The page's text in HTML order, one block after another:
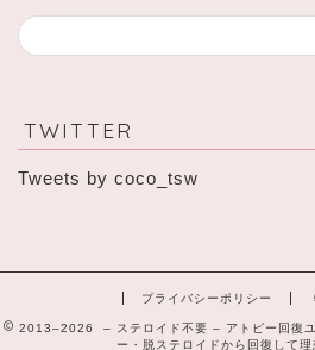
TWITTER
Tweets by coco_tsw
プライバシーポリシー
2013–2026 – ステロイド不要 – アトピー回復
ー・脱ステロイドから回復して